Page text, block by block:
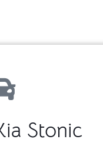
Stonic